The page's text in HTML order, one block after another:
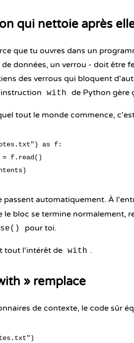
qui nettoie après
que tu ouvres dans un
de données, un verrou - doit être
des verrous qui bloquent
with de Python gère
tout le monde commence,
as f:
f.read()
passent automatiquement. À
le bloc se termine normalement,
pour toi.
tout l'intérêt de with .
» remplace
de contexte, le code sûr